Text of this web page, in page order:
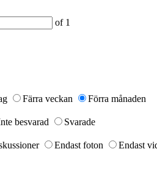
of 1
Färra veckan
Förra månaden
besvarad
Svarade
Endast foton Endast